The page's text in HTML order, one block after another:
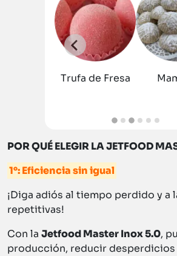
Trufa de Fresa
POR QUÉ ELEGIR LA JETFOOD
1°: Eficiencia sin igual
¡Diga adiós al tiempo perdido y a
repetitivas!
Con la Jetfood Master Inox 5.0,
producción, reducir desperdicios